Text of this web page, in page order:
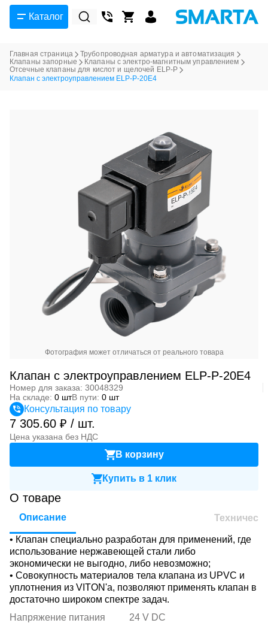
Каталог
Главная страница
Трубопроводная арматура и автоматизация
Клапаны запорные
Клапаны с электро-магнитным управлением
Отсечные клапаны для кислот и щелочей ELP-P
Клапан с электроуправлением ELP-P-20E4
Фотография может отличаться от реального товара
Клапан с электроуправлением ELP-P-20E4
Номер для заказа: 30048329
На складе: 0 штВ пути: 0 шт
Консультация по товару
7 305.60 ₽ / шт.
Цена указана без НДС
В корзину
Купить в 1 клик
О товаре
Описание
• Клапан специально разработан для применений, где
использование нержавеющей стали либо
экономически не выгодно, либо невозможно;
• Совокупность материалов тела клапана из UPVC и
уплотнения из VITON'а, позволяют применять клапан в
достаточно широком спектре задач.
Напряжение питания
24 V DC